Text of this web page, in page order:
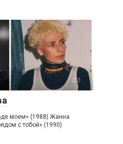
0
моем» (1988) Жанна
с тобой» (1990)